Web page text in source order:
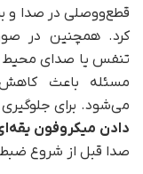
قطع‌ووصلی در صدا و
کرد. همچنین در
تنفس یا صدای محیط
مسئله باعث
می‌شود. برای
دادن میکروفون
صدا قبل از شروع